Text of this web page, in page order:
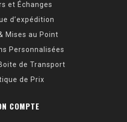
et Échanges
d’expédition
Mises au Point
Personnalisées
de Transport
de Prix
COMPTE